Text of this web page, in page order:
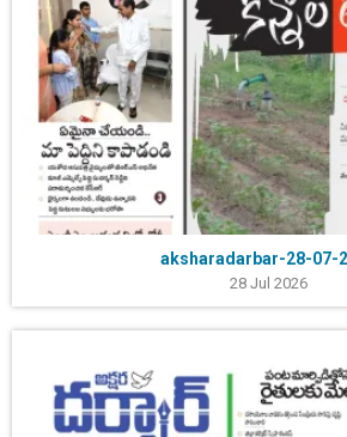
aksharadarbar-28-07-
28 Jul 2026